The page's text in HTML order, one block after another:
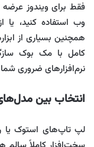
فقط برای ویندوز
وب استفاده کنید،
همچنین بسیاری از
کامل با مک بوک
نرم‌افزارهای ضروری
انتخاب بین